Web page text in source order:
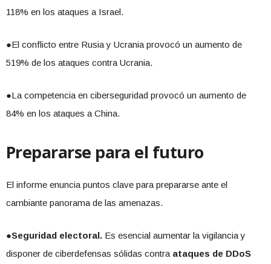
118% en los ataques a Israel.
●El conflicto entre Rusia y Ucrania provocó un aumento de
519% de los ataques contra Ucrania.
●La competencia en ciberseguridad provocó un aumento de
84% en los ataques a China.
Prepararse para el futuro
El informe enuncia puntos clave para prepararse ante el
cambiante panorama de las amenazas.
●Seguridad electoral. Es esencial aumentar la vigilancia y
disponer de ciberdefensas sólidas contra ataques de DDoS